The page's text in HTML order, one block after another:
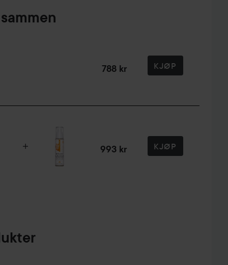
788 kr KJØP
993 kr KJØP